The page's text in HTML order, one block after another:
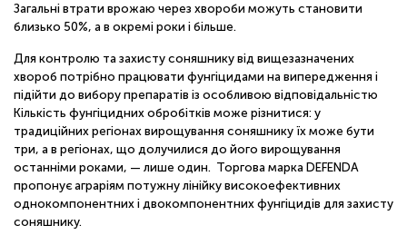
Загальні втрати врожаю через хвороби можуть становити
близько 50%, а в окремі роки і більше.
Для контролю та захисту соняшнику від вищезазначених
хвороб потрібно працювати фунгіцидами на випередження і
підійти до вибору препаратів із особливою відповідальністю
Кількість фунгіцидних обробітків може різнитися: у
традиційних регіонах вирощування соняшнику їх може бути
три, а в регіонах, що долучилися до його вирощування
останніми роками, — лише один. Торгова марка DEFENDA
пропонує аграріям потужну лінійку високоефективних
однокомпонентних і двокомпонентних фунгіцидів для захисту
соняшнику.